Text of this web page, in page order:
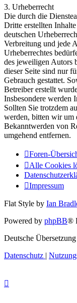
3. Urheberrecht
Die durch die
Dritte erstellten
deutschen
Verbreitung und jede
Urheberrechtes
des jeweiligen Autors
dieser Seite sind nur
Gebrauch gestattet.
Betreiber erstellt
Insbesondere werden
Sollten Sie trotzdem
werden, bitten wir um
Bekanntwerden von
umgehend entfernen.
Foren-
Alle Cookies
Impressum
Flat Style by Ian
Powered by phpBB®
Deutsche
Datenschutz |